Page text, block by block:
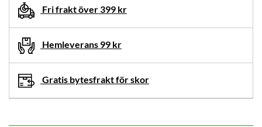
Fri frakt över 399 kr
Hemleverans 99 kr
Gratis bytesfrakt för skor